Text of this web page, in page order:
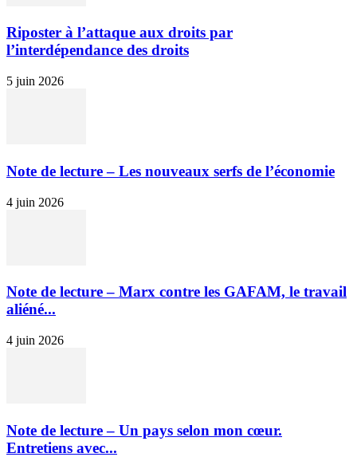
Riposter à l’attaque aux droits par
l’interdépendance des droits
5 juin 2026
Note de lecture – Les nouveaux serfs de l’économie
4 juin 2026
Note de lecture – Marx contre les GAFAM, le travail
aliéné...
4 juin 2026
Note de lecture – Un pays selon mon cœur.
Entretiens avec...